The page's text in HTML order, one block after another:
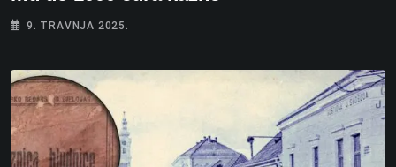
9. TRAVNJA 2025.